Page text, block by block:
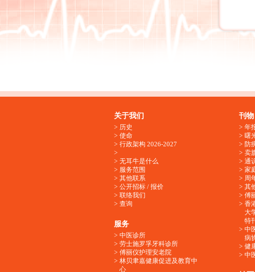
关于我们
历史
使命
行政架构 2026-2027
无耳牛是什么
服务范围
其他联系
公开招标 / 报价
联络我们
查询
服务
中医诊所
劳士施罗孚牙科诊所
傅丽仪护理安老院
林贝聿嘉健康促进及教育中
心
刊物
年
曙
防
卖
通
家
周
其
傅
香
大
特
中
病
健
中